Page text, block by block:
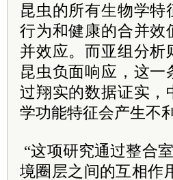
昆虫的所有生物学
行为和健康的合并效
并效应。而亚组分
昆虫负面响应，这
过翔实的数据证实，
学功能特征会产生不
“这项研究通过整合
境圈层之间的互相作